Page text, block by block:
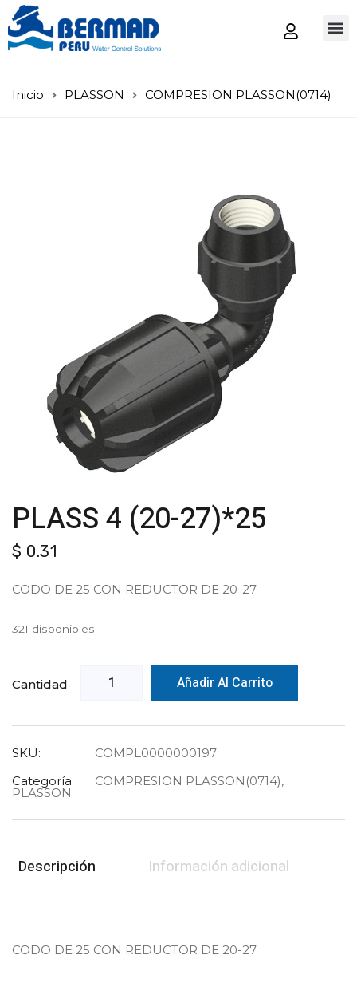
Inicio PLASSON COMPRESION PLASSON(0714)
PLASS 4 (20-27)*25
$ 0.31
CODO DE 25 CON REDUCTOR DE 20-27
321 disponibles
Cantidad Añadir Al Carrito
SKU:
COMPL0000000197
Categoría:
COMPRESION PLASSON(0714),
PLASSON
Descripción Información adicional
CODO DE 25 CON REDUCTOR DE 20-27